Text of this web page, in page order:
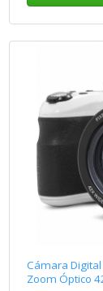
Cámara
Zoom Óptico